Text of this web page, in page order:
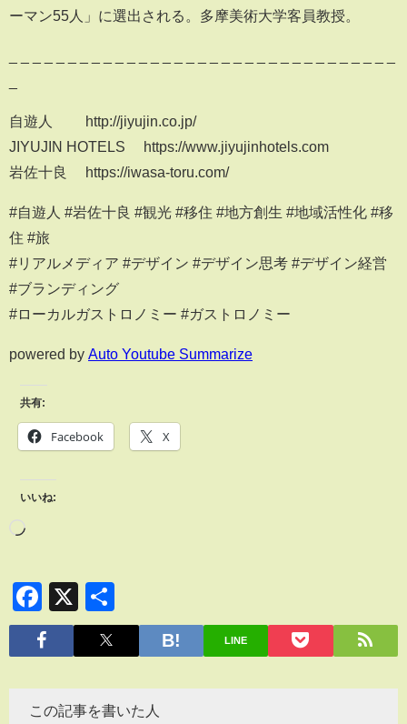
ーマン55人」に選出される。多摩美術大学客員教授。
自遊人 http://jiyujin.co.jp/
JIYUJIN HOTELS https://www.jiyujinhotels.com
岩佐十良 https://iwasa-toru.com/
#自遊人 #岩佐十良 #観光 #移住 #地方創生 #地域活性化 #移
住 #旅
#リアルメディア #デザイン #デザイン思考 #デザイン経営
#ブランディング
#ローカルガストロノミー #ガストロノミー
powered by Auto Youtube Summarize
共有:
Facebook X
いいね:
Facebook
X
有
LINE
この記事を書いた人